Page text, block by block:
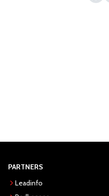
PARTNERS
Leadinfo